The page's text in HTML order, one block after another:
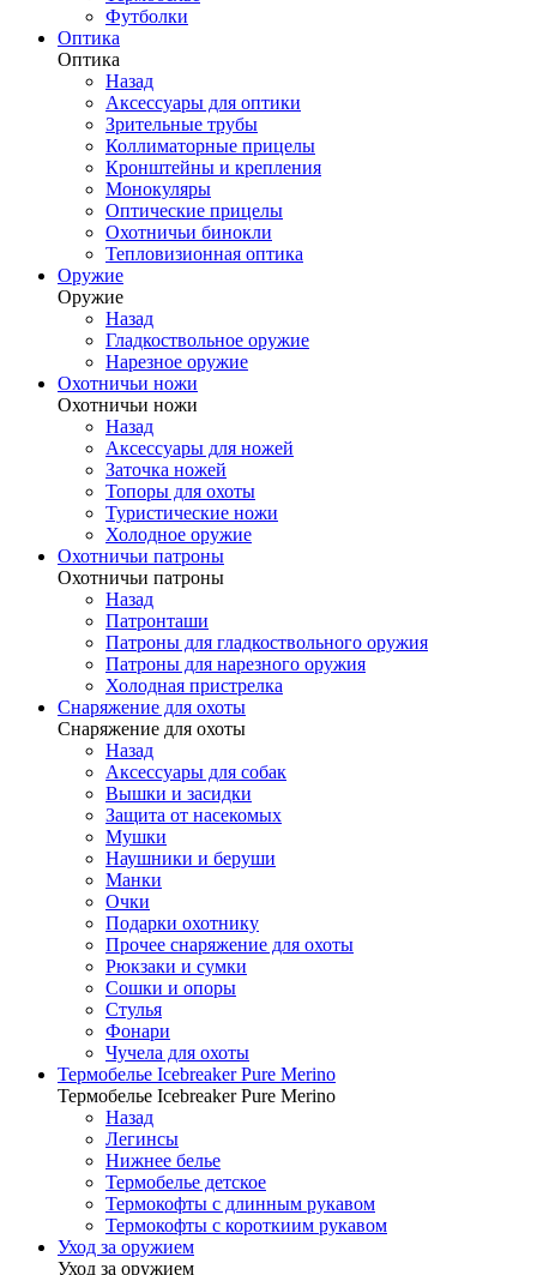
Футболки
Оптика
Оптика
Назад
Аксессуары для оптики
Зрительные трубы
Коллиматорные прицелы
Кронштейны и крепления
Монокуляры
Оптические прицелы
Охотничьи бинокли
Тепловизионная оптика
Оружие
Оружие
Назад
Гладкоствольное оружие
Нарезное оружие
Охотничьи ножи
Охотничьи ножи
Назад
Аксессуары для ножей
Заточка ножей
Топоры для охоты
Туристические ножи
Холодное оружие
Охотничьи патроны
Охотничьи патроны
Назад
Патронташи
Патроны для гладкоствольного оружия
Патроны для нарезного оружия
Холодная пристрелка
Снаряжение для охоты
Снаряжение для охоты
Назад
Аксессуары для собак
Вышки и засидки
Защита от насекомых
Мушки
Наушники и беруши
Манки
Очки
Подарки охотнику
Прочее снаряжение для охоты
Рюкзаки и сумки
Сошки и опоры
Стулья
Фонари
Чучела для охоты
Термобелье Icebreaker Pure Merino
Термобелье Icebreaker Pure Merino
Назад
Легинсы
Нижнее белье
Термобелье детское
Термокофты с длинным рукавом
Термокофты с короткиим рукавом
Уход за оружием
Уход за оружием